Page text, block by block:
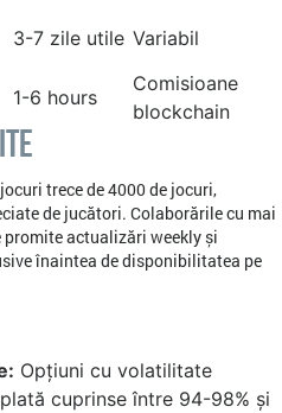
3-7 zile utile Variabil
1-6 hours
Comisioane
blockchain
trece de 4000 de jocuri,
de jucători. Colaborările cu mai
promite actualizări weekly și
înaintea de disponibilitatea pe
Opțiuni cu volatilitate
cuprinse între 94-98% și